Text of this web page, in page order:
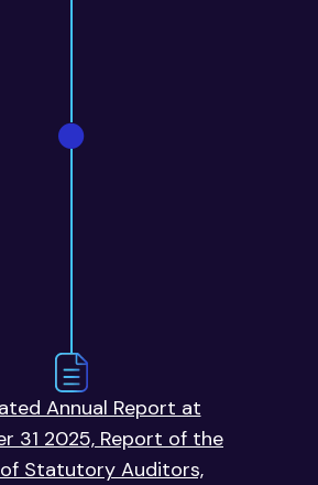
Annual Report at
31 2025, Report of the
Statutory Auditors,